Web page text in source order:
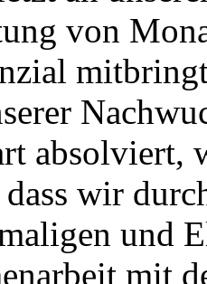
von
absolviert,
wir
und
mit